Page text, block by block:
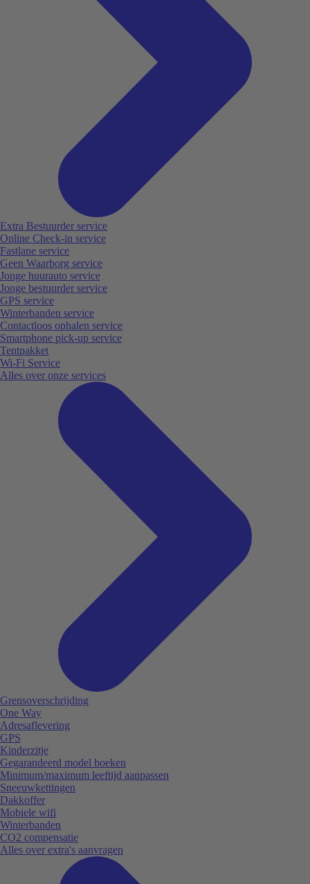
Extra Bestuurder service
Online Check-in service
Fastlane service
Geen Waarborg service
Jonge huurauto service
Jonge bestuurder service
GPS service
Winterbanden service
Contactloos ophalen service
Smartphone pick-up service
Tentpakket
Wi-Fi Service
Alles over onze services
Grensoverschrijding
One Way
Adresaflevering
GPS
Kinderzitje
Gegarandeerd model boeken
Minimum/maximum leeftijd aanpassen
Sneeuwkettingen
Dakkoffer
Mobiele wifi
Winterbanden
CO2 compensatie
Alles over extra's aanvragen